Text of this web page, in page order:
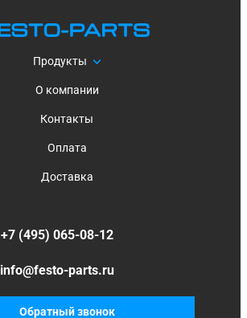
Продукты
О компании
Контакты
Оплата
Доставка
+7 (495) 065-08-12
info@festo-parts.ru
Обратный звонок